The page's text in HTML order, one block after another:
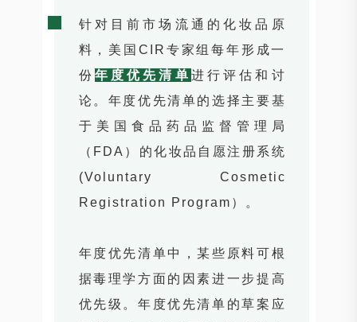
针对目前市场流通的化妆品原
料，美国CIR专家组每年形成一
份 年度优先清单 进行评估和讨
论。年度优先清单的选择主要基
于美国食品药品监督管理局
（FDA）的化妆品自愿注册系统
(Voluntary Cosmetic
Registration Program）。
年度优先清单中，某些原料可根
据毒理学方面的因素进一步提高
优先级。年度优先清单的草案应